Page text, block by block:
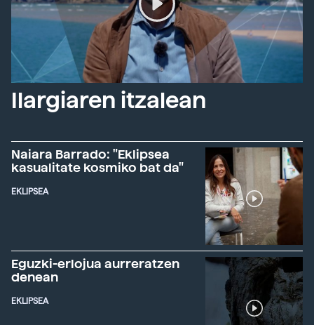
Ilargiaren itzalean
Naiara Barrado: "Eklipsea
kasualitate kosmiko bat da"
EKLIPSEA
Eguzki-erlojua aurreratzen
denean
EKLIPSEA